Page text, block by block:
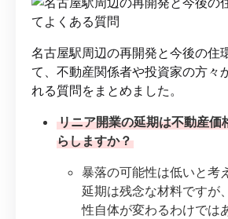
名古屋駅周辺の再開発と今後の住
て、不動産関係者や投資家の方々
れる質問をまとめました。
リニア開業の延期は不動産価
らしますか？
暴落の可能性は低いと考
延期は残念な材料ですが
性自体が変わるわけでは